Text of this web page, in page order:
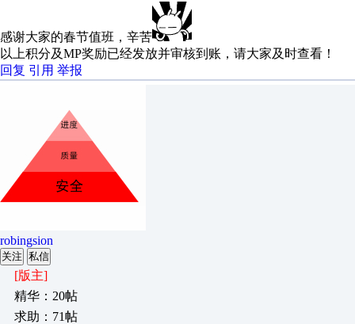
感谢大家的春节值班，辛苦
以上积分及MP奖励已经发放并审核到账，请大家及时查看！
回复 引用 举报
robingsion
关注 私信
[版主]
精华：20帖
求助：71帖